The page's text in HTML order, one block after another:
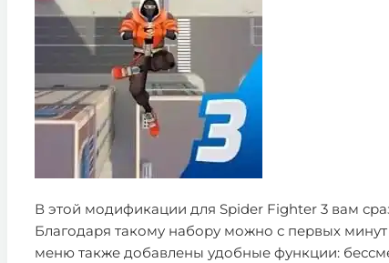
В этой модификации для Spider Fighter 3 вам
Благодаря такому набору можно с первых
меню также добавлены удобные функции: